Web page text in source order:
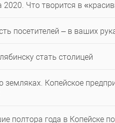
2020. Что творится в
посетителей – в ваших
стать столицей
земляках. Копейское
полтора года в Копейске